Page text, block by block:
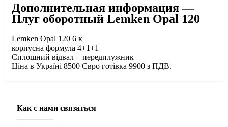
Дополнительная информация —
Плуг оборотный Lemken Opal 120
Lemken Opal 120 6 к
корпусна формула 4+1+1
Сплошний відвал + передплужник
Ціна в Україні 8500 Євро готівка 9900 з ПДВ.
Как с нами связаться